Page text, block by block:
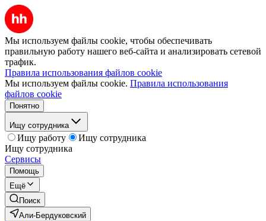
Мы используем файлы cookie, чтобы обеспечивать
правильную работу нашего веб-сайта и анализировать сетевой
трафик.
Правила использования файлов cookie
Мы используем файлы cookie. Правила использования
файлов cookie
Понятно
Ищу сотрудника
Ищу работу
Ищу сотрудника
Ищу сотрудника
Сервисы
Помощь
Ещё
Поиск
Али-Бердуковский